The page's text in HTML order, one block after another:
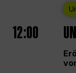
12:00